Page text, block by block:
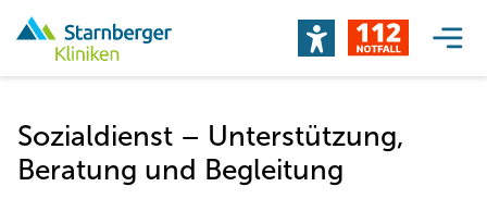
Sozialdienst – Unterstützung,
Beratung und Begleitung